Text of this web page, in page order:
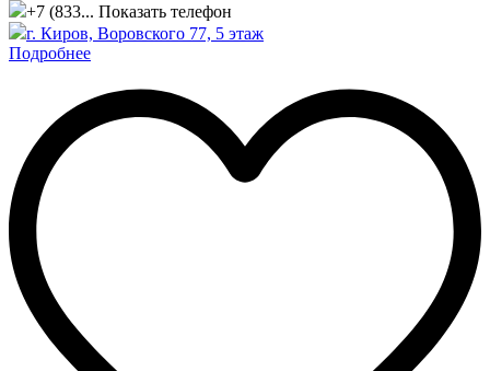
+7 (833... Показать телефон
г. Киров, Воровского 77, 5 этаж
Подробнее